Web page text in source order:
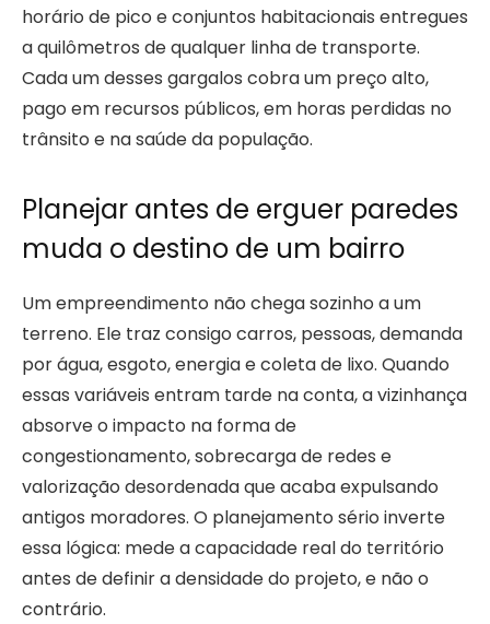
horário de pico e conjuntos habitacionais entregues
a quilômetros de qualquer linha de transporte.
Cada um desses gargalos cobra um preço alto,
pago em recursos públicos, em horas perdidas no
trânsito e na saúde da população.
Planejar antes de erguer paredes
muda o destino de um bairro
Um empreendimento não chega sozinho a um
terreno. Ele traz consigo carros, pessoas, demanda
por água, esgoto, energia e coleta de lixo. Quando
essas variáveis entram tarde na conta, a vizinhança
absorve o impacto na forma de
congestionamento, sobrecarga de redes e
valorização desordenada que acaba expulsando
antigos moradores. O planejamento sério inverte
essa lógica: mede a capacidade real do território
antes de definir a densidade do projeto, e não o
contrário.